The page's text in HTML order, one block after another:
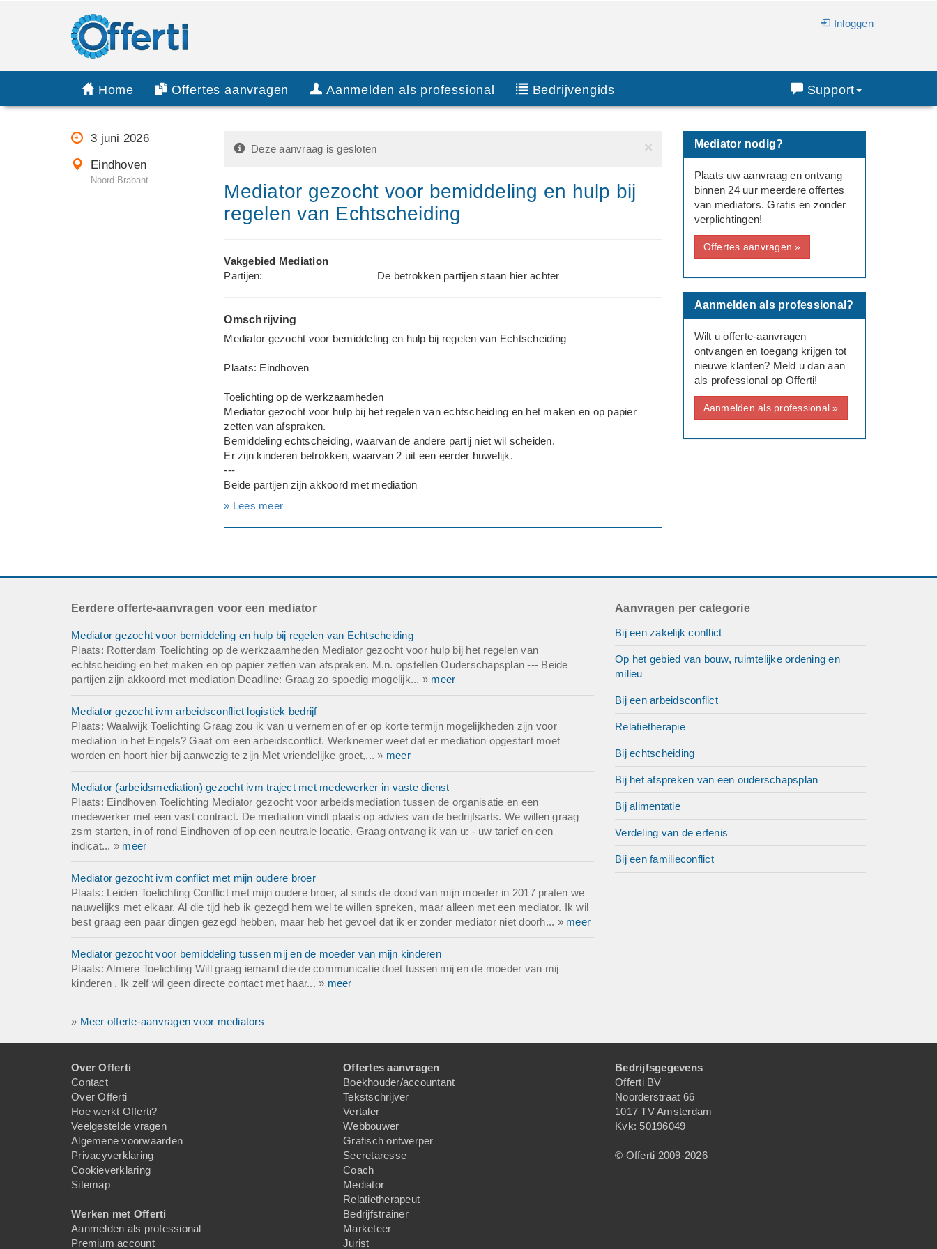
Inloggen
Home Offertes aanvragen Aanmelden als professional Bedrijvengids Support
3 juni 2026
Eindhoven
Noord-Brabant
×
Deze aanvraag is gesloten
Mediator gezocht voor bemiddeling en hulp bij
regelen van Echtscheiding
Vakgebied Mediation
Partijen:
De betrokken partijen staan hier achter
Omschrijving
Mediator gezocht voor bemiddeling en hulp bij regelen van Echtscheiding
Plaats: Eindhoven
Toelichting op de werkzaamheden
Mediator gezocht voor hulp bij het regelen van echtscheiding en het maken en op papier
zetten van afspraken.
Bemiddeling echtscheiding, waarvan de andere partij niet wil scheiden.
Er zijn kinderen betrokken, waarvan 2 uit een eerder huwelijk.
---
Beide partijen zijn akkoord met mediation
» Lees meer
Mediator nodig?
Plaats uw aanvraag en ontvang
binnen 24 uur meerdere offertes
van mediators. Gratis en zonder
verplichtingen!
Offertes aanvragen »
Aanmelden als professional?
Wilt u offerte-aanvragen
ontvangen en toegang krijgen tot
nieuwe klanten? Meld u dan aan
als professional op Offerti!
Aanmelden als professional »
Eerdere offerte-aanvragen voor een mediator
Mediator gezocht voor bemiddeling en hulp bij regelen van Echtscheiding
Plaats: Rotterdam Toelichting op de werkzaamheden Mediator gezocht voor hulp bij het regelen van
echtscheiding en het maken en op papier zetten van afspraken. M.n. opstellen Ouderschapsplan --- Beide
partijen zijn akkoord met mediation Deadline: Graag zo spoedig mogelijk... » meer
Mediator gezocht ivm arbeidsconflict logistiek bedrijf
Plaats: Waalwijk Toelichting Graag zou ik van u vernemen of er op korte termijn mogelijkheden zijn voor
mediation in het Engels? Gaat om een arbeidsconflict. Werknemer weet dat er mediation opgestart moet
worden en hoort hier bij aanwezig te zijn Met vriendelijke groet,... » meer
Mediator (arbeidsmediation) gezocht ivm traject met medewerker in vaste dienst
Plaats: Eindhoven Toelichting Mediator gezocht voor arbeidsmediation tussen de organisatie en een
medewerker met een vast contract. De mediation vindt plaats op advies van de bedrijfsarts. We willen graag
zsm starten, in of rond Eindhoven of op een neutrale locatie. Graag ontvang ik van u: - uw tarief en een
indicat... » meer
Mediator gezocht ivm conflict met mijn oudere broer
Plaats: Leiden Toelichting Conflict met mijn oudere broer, al sinds de dood van mijn moeder in 2017 praten we
nauwelijks met elkaar. Al die tijd heb ik gezegd hem wel te willen spreken, maar alleen met een mediator. Ik wil
best graag een paar dingen gezegd hebben, maar heb het gevoel dat ik er zonder mediator niet doorh... » meer
Mediator gezocht voor bemiddeling tussen mij en de moeder van mijn kinderen
Plaats: Almere Toelichting Will graag iemand die de communicatie doet tussen mij en de moeder van mij
kinderen . Ik zelf wil geen directe contact met haar... » meer
» Meer offerte-aanvragen voor mediators
Aanvragen per categorie
Bij een zakelijk conflict
Op het gebied van bouw, ruimtelijke ordening en
milieu
Bij een arbeidsconflict
Relatietherapie
Bij echtscheiding
Bij het afspreken van een ouderschapsplan
Bij alimentatie
Verdeling van de erfenis
Bij een familieconflict
Over Offerti
Contact
Over Offerti
Hoe werkt Offerti?
Veelgestelde vragen
Algemene voorwaarden
Privacyverklaring
Cookieverklaring
Sitemap
Werken met Offerti
Aanmelden als professional
Premium account
Offertes aanvragen
Boekhouder/accountant
Tekstschrijver
Vertaler
Webbouwer
Grafisch ontwerper
Secretaresse
Coach
Mediator
Relatietherapeut
Bedrijfstrainer
Marketeer
Jurist
Bedrijfsgegevens
Offerti BV
Noorderstraat 66
1017 TV Amsterdam
Kvk: 50196049
© Offerti 2009-2026